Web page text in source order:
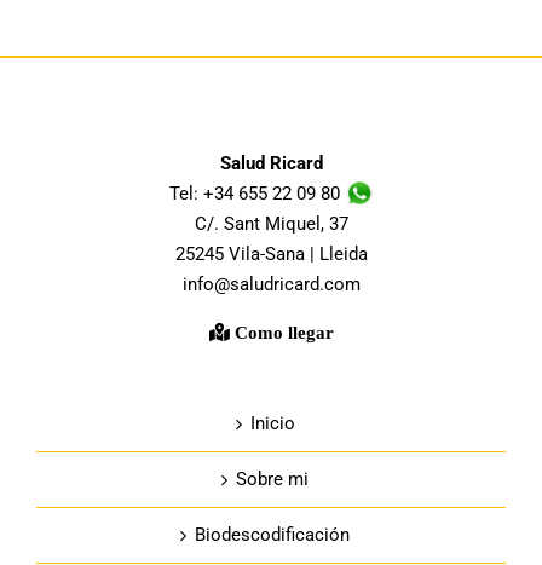
Salud Ricard
Tel: +34 655 22 09 80
C/. Sant Miquel, 37
25245 Vila-Sana | Lleida
info@saludricard.com
Como llegar
Inicio
Sobre mi
Biodescodificación